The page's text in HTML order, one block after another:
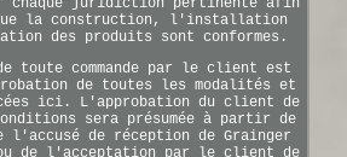
chaque juridiction pertinente afin
la construction, l'installation
des produits sont conformes.
toute commande par le client est
de toutes les modalités et
ici. L'approbation du client de
sera présumée à partir de
l'accusé de réception de Grainger